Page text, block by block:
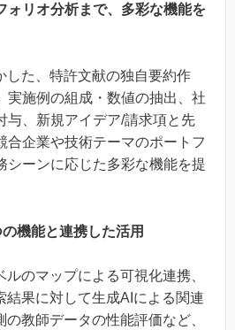
ォリオ分析まで、多彩な機能を
した、特許文献の独自要約作
実施例の組成・数値の抽出、社
与、新規アイデア/請求項と先
合企業や技術テーマのポートフ
シーンに応じた多彩な機能を提
機能と連携した活用
のマップによる可視化連携、
結果に対して生成AIによる関連
教師データの性能評価など、